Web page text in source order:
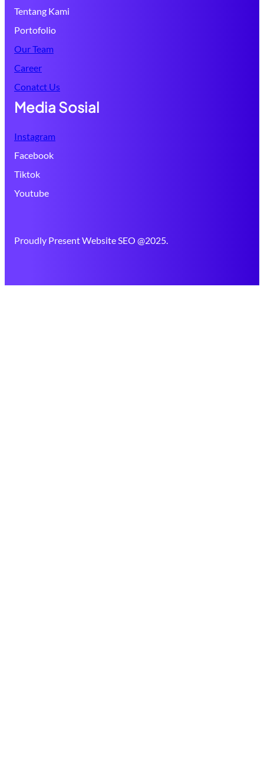
Tentang Kami
Portofolio
Our Team
Career
Conatct Us
Media Sosial
Instagram
Facebook
Tiktok
Youtube
Proudly Present Website SEO @2025.